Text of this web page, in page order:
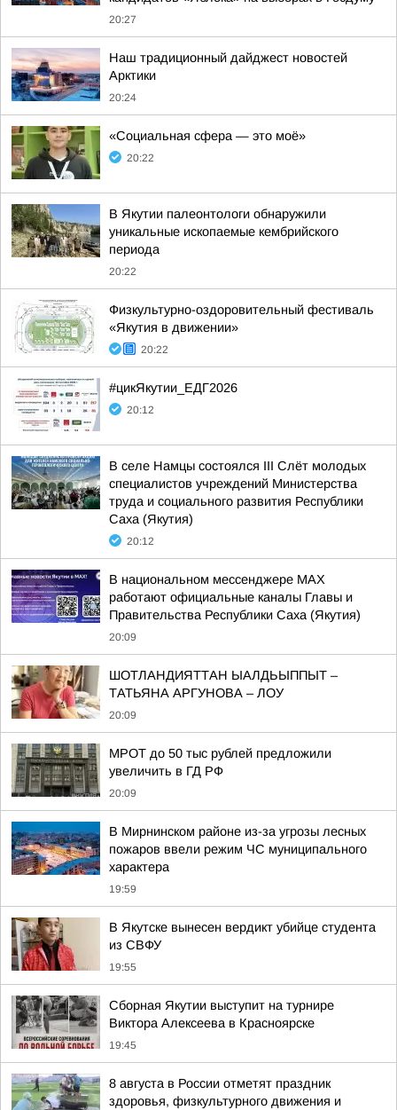
20:27
Наш традиционный дайджест новостей
Арктики
20:24
«Социальная сфера — это моё»
20:22
В Якутии палеонтологи обнаружили
уникальные ископаемые кембрийского
периода
20:22
Физкультурно-оздоровительный фестиваль
«Якутия в движении»
20:22
#цикЯкутии_ЕДГ2026
20:12
В селе Намцы состоялся III Слёт молодых
специалистов учреждений Министерства
труда и социального развития Республики
Саха (Якутия)
20:12
В национальном мессенджере MAX
работают официальные каналы Главы и
Правительства Республики Саха (Якутия)
20:09
ШОТЛАНДИЯТТАН ЫАЛДЬЫППЫТ –
ТАТЬЯНА АРГУНОВА – ЛОУ
20:09
МРОТ до 50 тыс рублей предложили
увеличить в ГД РФ
20:09
В Мирнинском районе из-за угрозы лесных
пожаров ввели режим ЧС муниципального
характера
19:59
В Якутске вынесен вердикт убийце студента
из СВФУ
19:55
Сборная Якутии выступит на турнире
Виктора Алексеева в Красноярске
19:45
8 августа в России отметят праздник
здоровья, физкультурного движения и